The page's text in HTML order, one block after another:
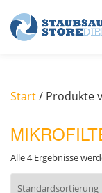
Skip
Start/ Produkte
Alle 4 Ergebnisse